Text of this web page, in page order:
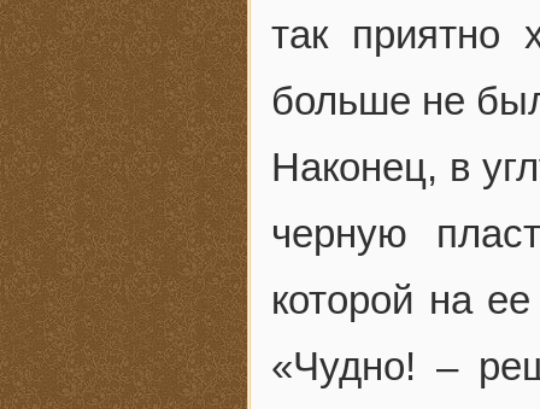
так приятно
больше не
Наконец, в
черную
которой на
«Чудно! –